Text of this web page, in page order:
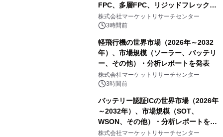
FPC、多層FPC、リジッドフレックス
PCB）・分析レポートを発表
株式会社マーケットリサーチセンター
3時間前
軽飛行機の世界市場（2026年～2032
年）、市場規模（ソーラー、バッテリ
ー、その他）・分析レポートを発表
株式会社マーケットリサーチセンター
3時間前
バッテリー認証ICの世界市場（2026年
～2032年）、市場規模（SOT、
WSON、その他）・分析レポートを発
表
株式会社マーケットリサーチセンター